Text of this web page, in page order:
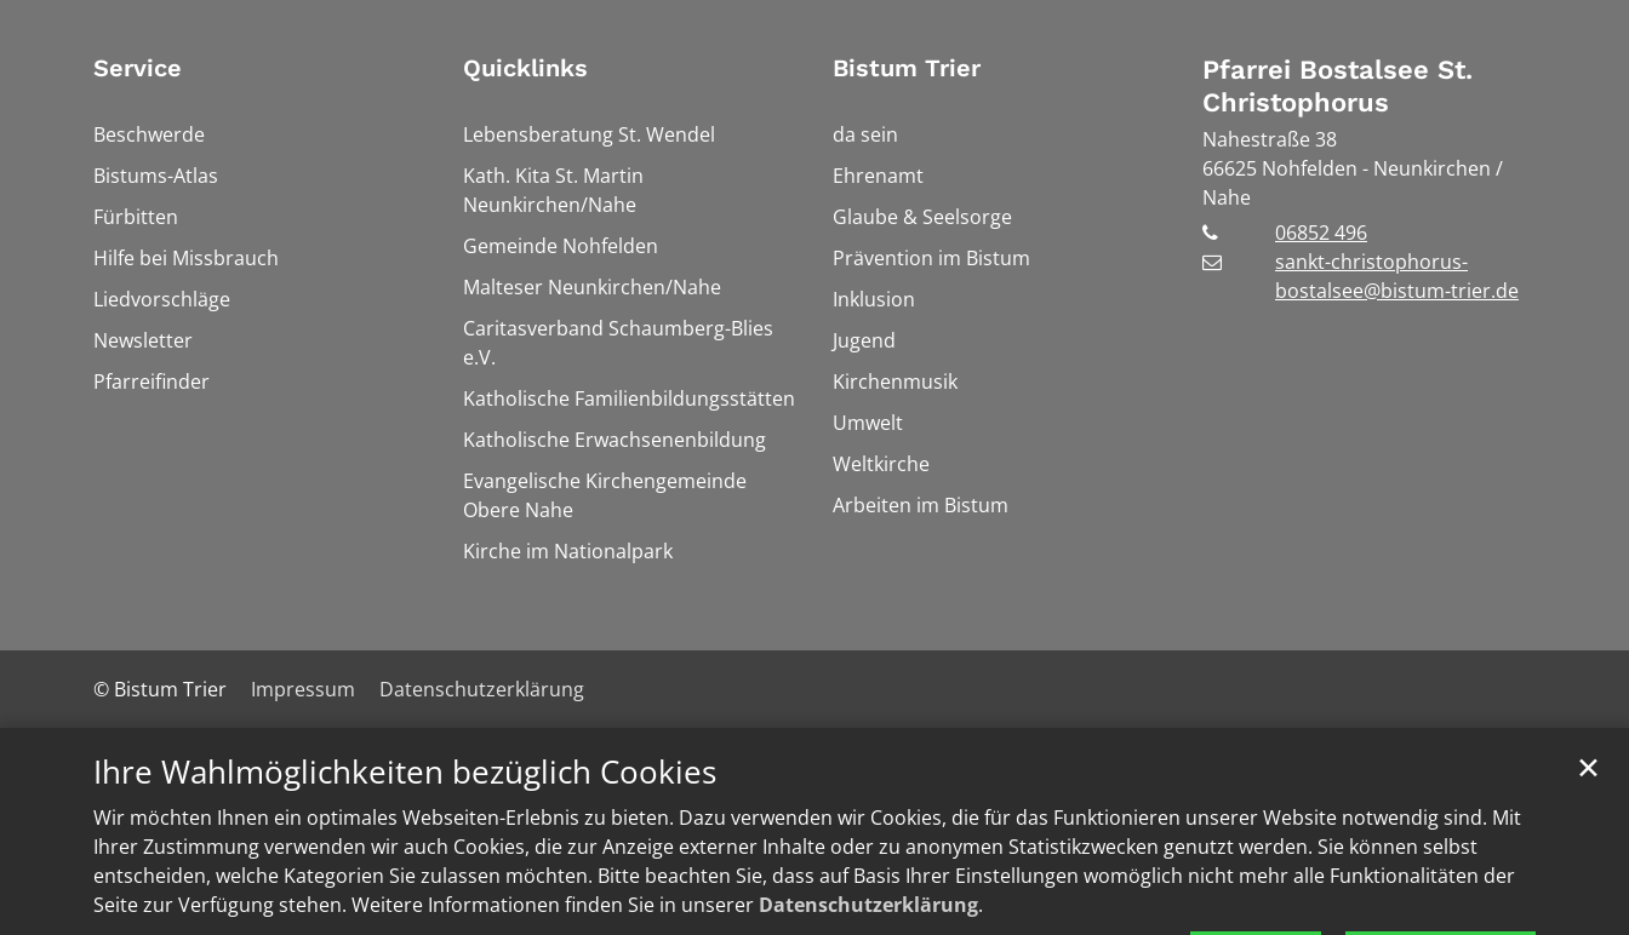
Ihre Wahlmöglichkeiten bezüglich Cookies
Wir möchten Ihnen ein optimales Webseiten-Erlebnis zu bieten. Dazu verwenden wir Cookies, die für das Funktionieren unserer Website notwendig sind. Mit
Ihrer Zustimmung verwenden wir auch Cookies, die zur Anzeige externer Inhalte oder zu anonymen Statistikzwecken genutzt werden. Sie können selbst
entscheiden, welche Kategorien Sie zulassen möchten. Bitte beachten Sie, dass auf Basis Ihrer Einstellungen womöglich nicht mehr alle Funktionalitäten der
Seite zur Verfügung stehen. Weitere Informationen finden Sie in unserer Datenschutzerklärung.
✕
Service
Beschwerde
Bistums-Atlas
Fürbitten
Hilfe bei Missbrauch
Liedvorschläge
Newsletter
Pfarreifinder
Quicklinks
Lebensberatung St. Wendel
Kath. Kita St. Martin
Neunkirchen/Nahe
Gemeinde Nohfelden
Malteser Neunkirchen/Nahe
Caritasverband Schaumberg-Blies
e.V.
Katholische Familienbildungsstätten
Katholische Erwachsenenbildung
Evangelische Kirchengemeinde
Obere Nahe
Kirche im Nationalpark
Bistum Trier
da sein
Ehrenamt
Glaube & Seelsorge
Prävention im Bistum
Inklusion
Jugend
Kirchenmusik
Umwelt
Weltkirche
Arbeiten im Bistum
Pfarrei Bostalsee St.
Christophorus
Nahestraße 38
66625 Nohfelden - Neunkirchen /
Nahe
06852 496
sankt-christophorus-
bostalsee@bistum-trier.de
© Bistum Trier Impressum Datenschutzerklärung